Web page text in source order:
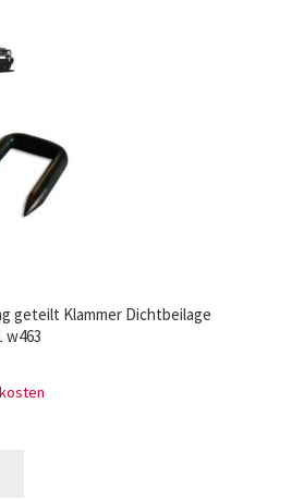
geteilt Klammer Dichtbeilage
w463